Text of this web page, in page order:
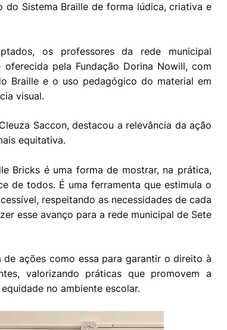
Sistema Braille de forma lúdica, criativa e
os professores da rede municipal
pela Fundação Dorina Nowill, com
Braille e o uso pedagógico do material em
visual.
Saccon, destacou a relevância da ação
equitativa.
Bricks é uma forma de mostrar, na prática,
de todos. É uma ferramenta que estimula o
respeitando as necessidades de cada
esse avanço para a rede municipal de Sete
ações como essa para garantir o direito à
valorizando práticas que promovem a
no ambiente escolar.